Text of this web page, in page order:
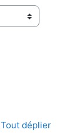
Tout déplier